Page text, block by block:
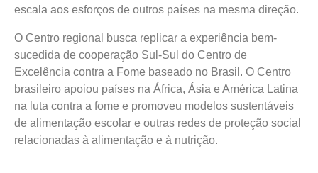
escala aos esforços de outros países na mesma direção.
O Centro regional busca replicar a experiência bem-
sucedida de cooperação Sul-Sul do Centro de
Excelência contra a Fome baseado no Brasil. O Centro
brasileiro apoiou países na África, Ásia e América Latina
na luta contra a fome e promoveu modelos sustentáveis
de alimentação escolar e outras redes de proteção social
relacionadas à alimentação e à nutrição.